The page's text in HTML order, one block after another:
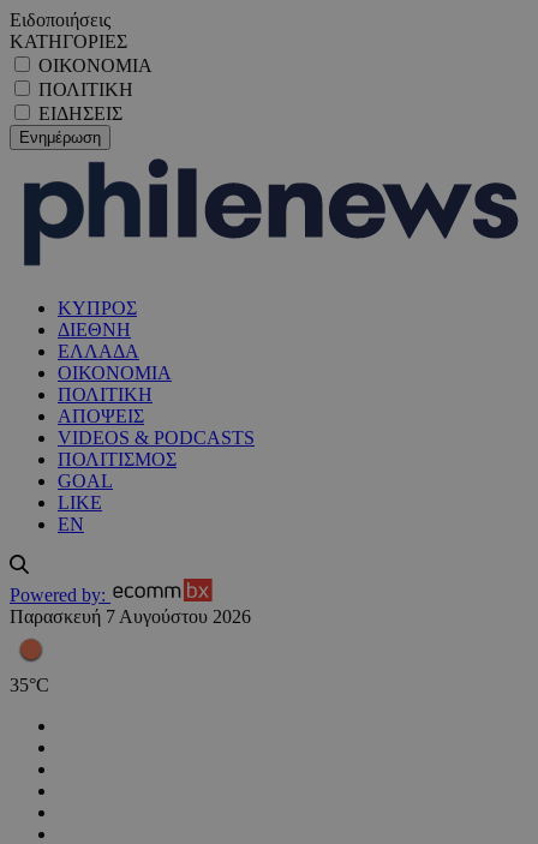
Ειδοποιήσεις
ΚΑΤΗΓΟΡΙΕΣ
ΟΙΚΟΝΟΜΙΑ
ΠΟΛΙΤΙΚΗ
ΕΙΔΗΣΕΙΣ
ΚΥΠΡΟΣ
ΔΙΕΘΝΗ
ΕΛΛΑΔΑ
ΟΙΚΟΝΟΜΙΑ
ΠΟΛΙΤΙΚΗ
ΑΠΟΨΕΙΣ
VIDEOS & PODCASTS
ΠΟΛΙΤΙΣΜΟΣ
GOAL
LIKE
EN
Powered by:
Παρασκευή 7 Αυγούστου 2026
35°C